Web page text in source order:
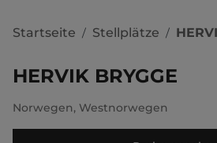
Startseite / Stellplätze /
HERVIK BRYGGE
Norwegen, Westnorwegen